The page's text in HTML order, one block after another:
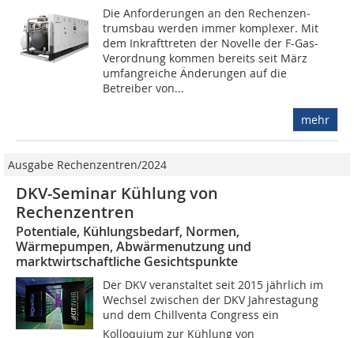
Die Anforderungen an den Rechenzen­
trumsbau werden immer komplexer. Mit
dem Inkrafttreten der Novelle der F-Gas-
Verordnung kommen bereits seit März
umfangreiche Änderungen auf die
Betreiber von...
mehr
Ausgabe Rechenzentren/2024
DKV-Seminar Kühlung von
Rechenzentren
Potentiale, Kühlungsbedarf, Normen,
Wärmepumpen, Abwärmenutzung und
marktwirtschaftliche Gesichtspunkte
Der DKV veranstaltet seit 2015 jährlich im
Wechsel zwischen der DKV Jahrestagung
und dem Chillventa Congress ein
Kolloquium zur Kühlung von